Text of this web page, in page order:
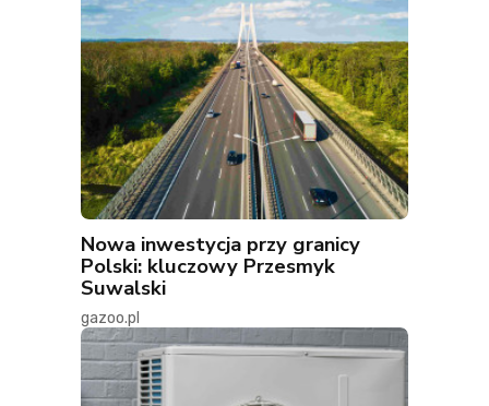
Nowa inwestycja przy granicy
Polski: kluczowy Przesmyk
Suwalski
gazoo.pl